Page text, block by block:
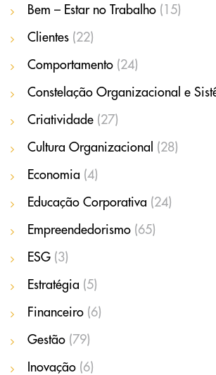
Bem – Estar no Trabalho (15)
Clientes (22)
Comportamento (24)
Constelação Organizacional e
Criatividade (27)
Cultura Organizacional (28)
Economia (4)
Educação Corporativa (24)
Empreendedorismo (65)
ESG (3)
Estratégia (5)
Financeiro (6)
Gestão (79)
Inovação (6)